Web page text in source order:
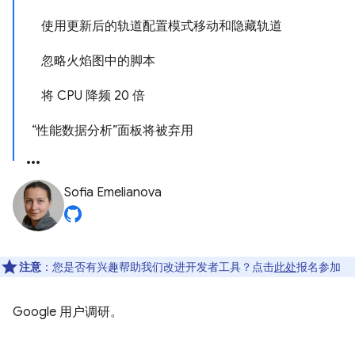
使用更新后的轨道配置模式移动和隐藏轨道
忽略火焰图中的脚本
将 CPU 降频 20 倍
“性能数据分析”面板将被弃用
Sofia Emelianova
注意 ：您是否有兴趣帮助我们改进开发者工具？点击此处报名参加
Google 用户调研。